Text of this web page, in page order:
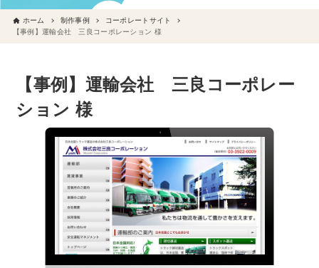
ホーム 制作事例
コーポレートサイト
【事例】運輸会社 三良コーポレーション 様
【事例】運輸会社 三良コーポレー
ション 様